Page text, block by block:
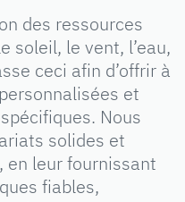
des ressources
soleil, le vent, l’eau,
ceci afin d’offrir à
et
Nous
solides et
en leur fournissant
fiables,